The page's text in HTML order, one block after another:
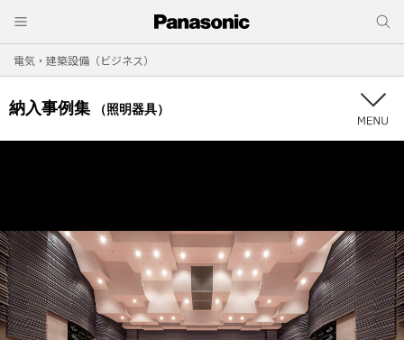
電気・建築設備（ビジネス）
納入事例集 （照明器具）